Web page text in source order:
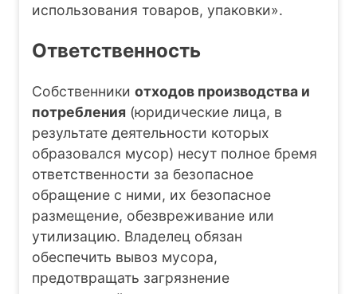
использования товаров, упаковки».
Ответственность
Собственники отходов производства и
потребления (юридические лица, в
результате деятельности которых
образовался мусор) несут полное бремя
ответственности за безопасное
обращение с ними, их безопасное
размещение, обезвреживание или
утилизацию. Владелец обязан
обеспечить вывоз мусора,
предотвращать загрязнение